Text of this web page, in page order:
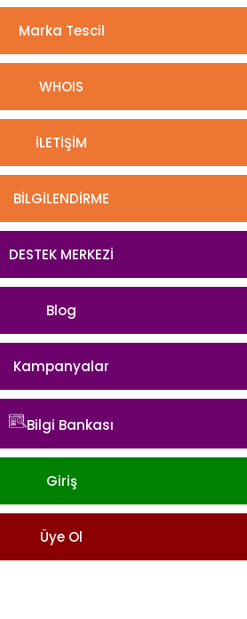
Marka Tescil
WHOIS
İLETİŞİM
BİLGİLENDİRME
DESTEK MERKEZİ
Blog
Kampanyalar
Bilgi Bankası
Giriş
Üye Ol